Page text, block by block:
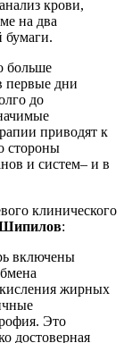
крови,
на два
бумаги.
больше
первые дни
до
приводят к
стороны
и систем– и в
клинического
Шипилов:
включены
жирных
Это
достоверная